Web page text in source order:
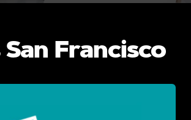
San Francisco